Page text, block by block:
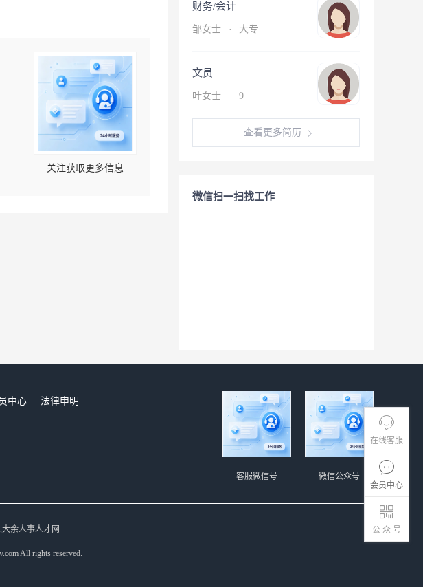
在线客服
会员中心
公 众 号
关注获取更多信息
财务/会计
邹女士 · 大专
文员
叶女士 · 9
查看更多简历
微信扫一扫找工作
中心
法律申明
微信公众号
客服微信号
余人事人才网
All rights reserved.